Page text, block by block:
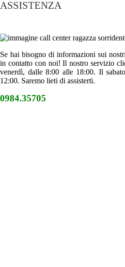
ASSISTENZA
Se hai bisogno di informazioni sui
in contatto con noi! Il nostro servizio
venerdì, dalle 8:00 alle 18:00. Il
12:00. Saremo lieti di assisterti.
0984.35705